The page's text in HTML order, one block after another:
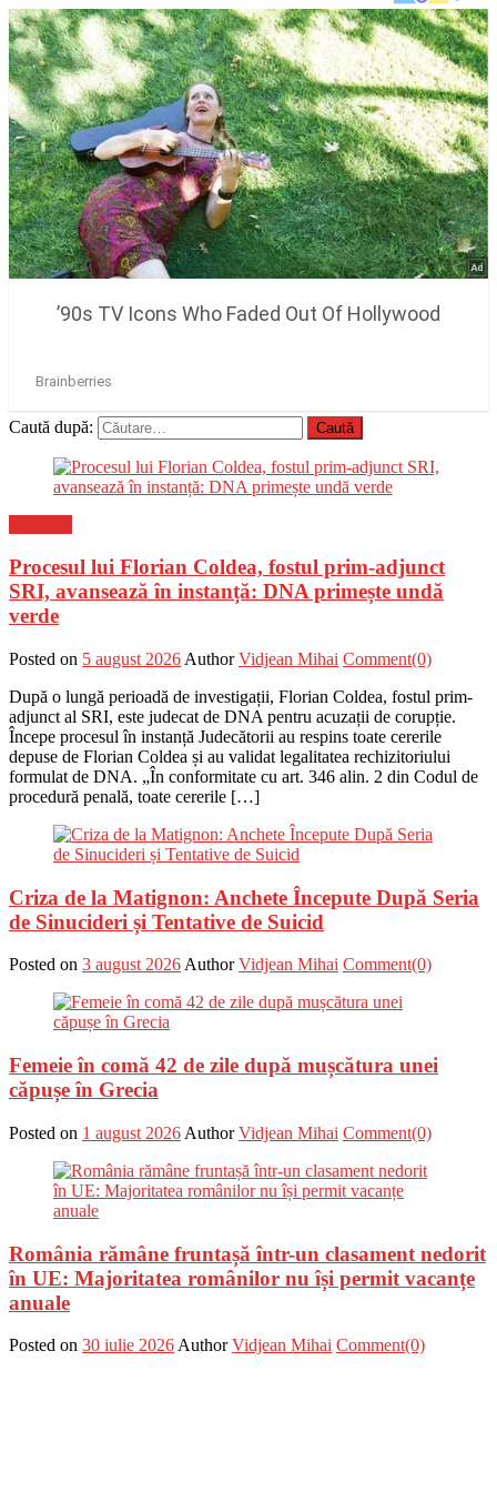
Caută după:
Procesul lui Florian Coldea, fostul prim-adjunct
SRI, avansează în instanță: DNA primește undă
verde
Posted on 5 august 2026 Author Vidjean Mihai Comment(0)
După o lungă perioadă de investigații, Florian Coldea, fostul prim-
adjunct al SRI, este judecat de DNA pentru acuzații de corupție.
Începe procesul în instanță Judecătorii au respins toate cererile
depuse de Florian Coldea și au validat legalitatea rechizitoriului
formulat de DNA. „În conformitate cu art. 346 alin. 2 din Codul de
procedură penală, toate cererile […]
Criza de la Matignon: Anchete Începute După Seria
de Sinucideri și Tentative de Suicid
Posted on 3 august 2026Author Vidjean Mihai Comment(0)
Femeie în comă 42 de zile după mușcătura unei
căpușe în Grecia
Posted on 1 august 2026 Author Vidjean Mihai Comment(0)
România rămâne fruntașă într-un clasament nedorit
în UE: Majoritatea românilor nu își permit vacanțe
anuale
Posted on 30 iulie 2026 Author Vidjean Mihai Comment(0)